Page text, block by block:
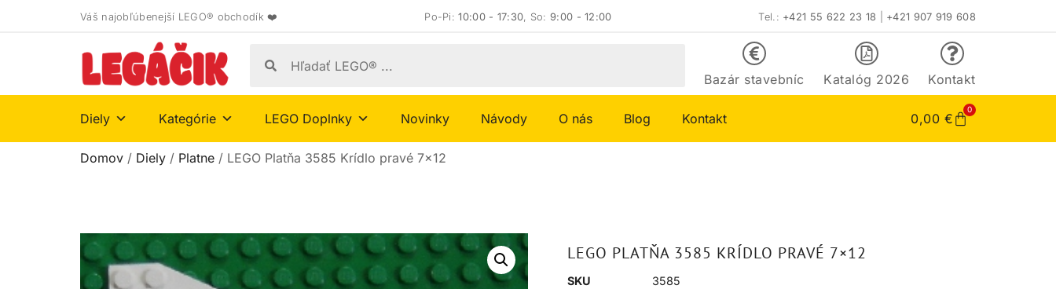
Váš najobľúbenejší LEGO® obchodík ❤️ Po-Pi:10:00 - 17:30, So:9:00 - 12:00 Tel.: +421 55 622 23 18 +421 907 919 608
Bazár stavebníc Katalóg 2026 Kontakt
Diely Kategórie LEGO Doplnky Novinky Návody O nás Blog Kontakt 0,00 €
0
Domov / Diely / Platne / LEGO Platňa 3585 Krídlo pravé 7×12
LEGO PLATŇA 3585 KRÍDLO PRAVÉ 7×12
SKU
3585